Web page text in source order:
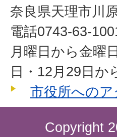
奈良県天理市川
電話0743-63-
月曜日から金曜
日・12月29日か
市役所へのア
Copyright